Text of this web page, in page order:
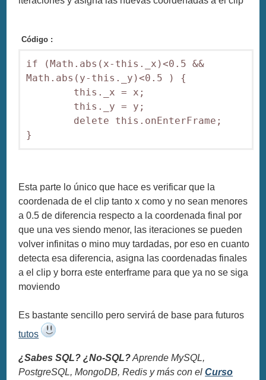
Código :
if (Math.abs(x-this._x)<0.5 &&
Math.abs(y-this._y)<0.5 ) {
this._x = x;
this._y = y;
delete this.onEnterFrame;
Esta parte lo único que hace es verificar que la
coordenada de el clip tanto x como y no sean menores
a 0.5 de diferencia respecto a la coordenada final por
que una ves siendo menor, las iteraciones se pueden
volver infinitas o mino muy tardadas, por eso en cuanto
detecta esa diferencia, asigna las coordenadas finales
a el clip y borra este enterframe para que ya no se siga
moviendo
Es bastante sencillo pero servirá de base para futuros
tutos
¿Sabes SQL? ¿No-SQL?Aprende MySQL,
PostgreSQL, MongoDB, Redis y más con elCurso